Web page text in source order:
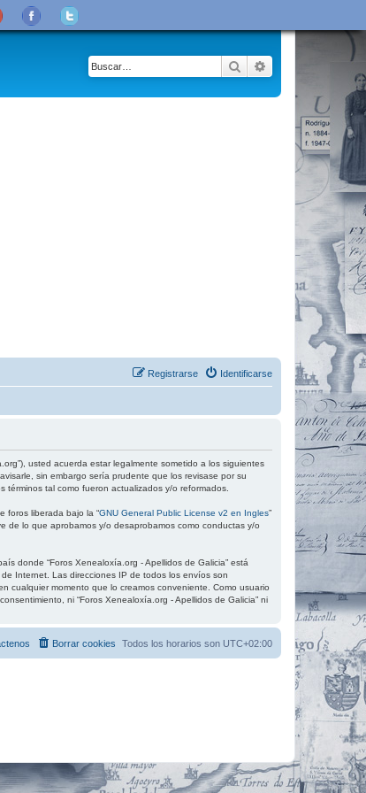
Buscar Búsqueda
Identificarse
Registrarse
usted acuerda estar legalmente sometido a los siguientes
sin embargo sería prudente que los revisase por su
tal como fueron actualizados y/o reformados.
foros liberada bajo la “GNU General Public License v2 en Ingles”
de lo que aprobamos y/o desaprobamos como conductas y/o
donde “Foros Xenealoxía.org - Apellidos de Galicia” está
Internet. Las direcciones IP de todos los envíos son
cualquier momento que lo creamos conveniente. Como usuario
ni “Foros Xenealoxía.org - Apellidos de Galicia” ni
Todos los horarios son UTC+02:00
Borrar cookies